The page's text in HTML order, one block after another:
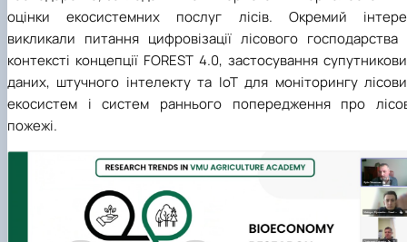
оцінки екосистемних послуг лісів. Окремий
викликали питання цифровізації лісового господарства
контексті концепції FOREST 4.0, застосування
даних, штучного інтелекту та IoT для моніторингу
екосистем і систем раннього попередження про
пожежі.